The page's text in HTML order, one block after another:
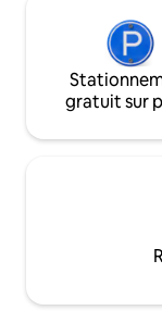
gratuit sur